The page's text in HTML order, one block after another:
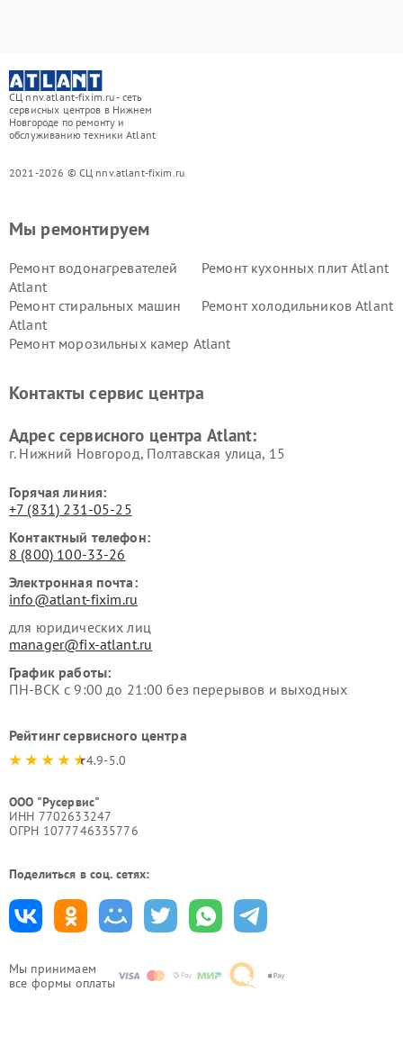
СЦ nnv.atlant-fixim.ru - сеть
сервисных центров в Нижнем
Новгороде по ремонту и
обслуживанию техники Atlant
2021-2026 © СЦ nnv.atlant-fixim.ru
Мы принимаем
все формы оплаты
Мы ремонтируем
Ремонт водонагревателей
Atlant
Ремонт кухонных плит Atlant
Ремонт стиральных машин
Atlant
Ремонт холодильников Atlant
Ремонт морозильных камер Atlant
Контакты сервис центра
Адрес сервисного центра Atlant:
г. Нижний Новгород, Полтавская улица, 15
Горячая линия:
+7 (831) 231-05-25
Контактный телефон:
8 (800) 100-33-26
Электронная почта:
info@atlant-fixim.ru
для юридических лиц
manager@fix-atlant.ru
График работы:
ПН-ВСК с 9:00 до 21:00 без перерывов и выходных
Рейтинг сервисного центра
4.9-5.0
ООО "Русервис"
ИНН 7702633247
ОГРН 1077746335776
Поделиться в соц. сетях: